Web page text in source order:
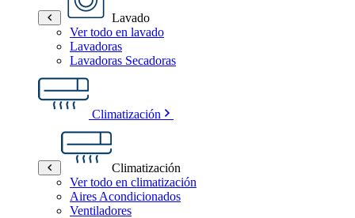
Lavado
Ver todo en lavado
Lavadoras
Lavadoras Secadoras
Climatización
Climatización
Ver todo en climatización
Aires Acondicionados
Ventiladores